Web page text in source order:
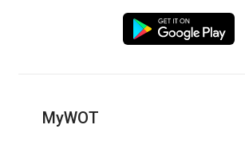
MyWOT